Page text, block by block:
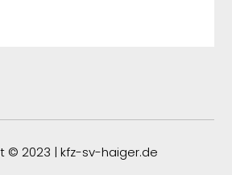
© 2023 | kfz-sv-haiger.de